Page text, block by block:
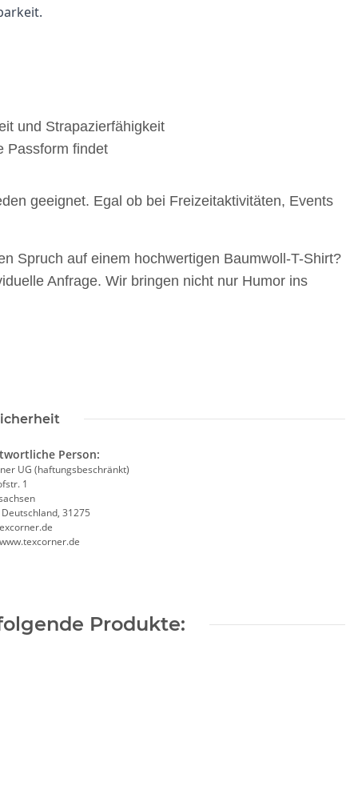
und Strapazierfähigkeit
Passform findet
geeignet. Egal ob bei Freizeitaktivitäten, Events
Spruch auf einem hochwertigen Baumwoll-T-Shirt?
Anfrage. Wir bringen nicht nur Humor ins
Person:
UG (haftungsbeschränkt)
1
31275
Produkte:
auch mit
farbig 1000ml inkl.